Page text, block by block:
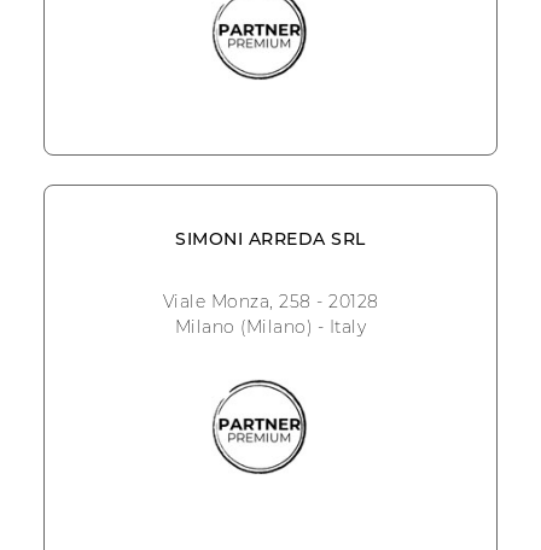
SIMONI ARREDA SRL
Viale Monza, 258 - 20128
Milano (Milano) - Italy